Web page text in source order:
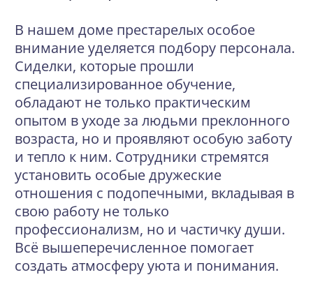
В нашем доме престарелых особое
внимание уделяется подбору персонала.
Сиделки, которые прошли
специализированное обучение,
обладают не только практическим
опытом в уходе за людьми преклонного
возраста, но и проявляют особую заботу
и тепло к ним. Сотрудники стремятся
установить особые дружеские
отношения с подопечными, вкладывая в
свою работу не только
профессионализм, но и частичку души.
Всё вышеперечисленное помогает
создать атмосферу уюта и понимания.